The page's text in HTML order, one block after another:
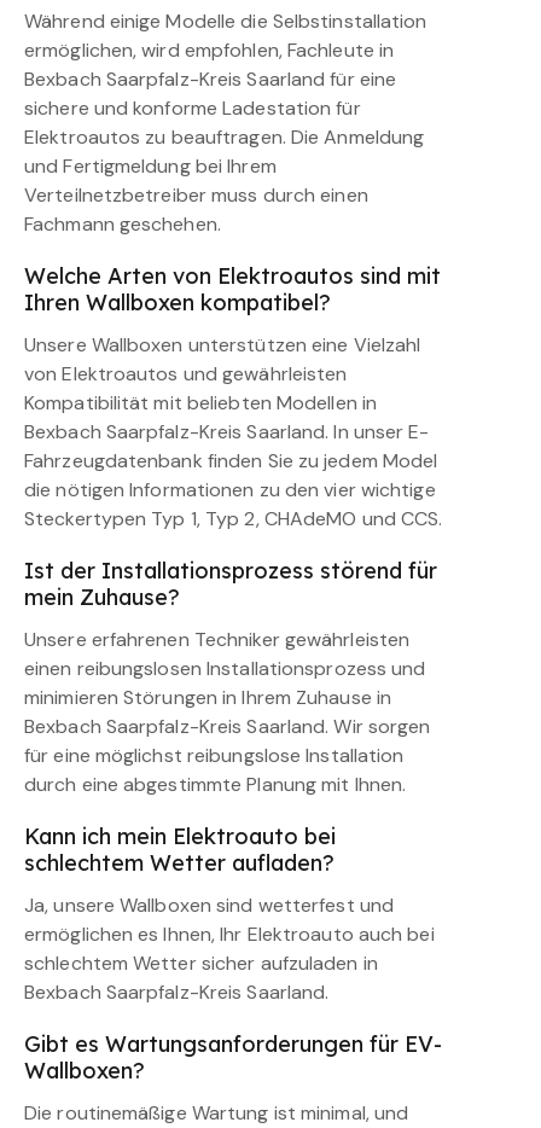
Während einige Modelle die Selbstinstallation
ermöglichen, wird empfohlen, Fachleute in
Bexbach Saarpfalz-Kreis Saarland für eine
sichere und konforme Ladestation für
Elektroautos zu beauftragen. Die Anmeldung
und Fertigmeldung bei Ihrem
Verteilnetzbetreiber muss durch einen
Fachmann geschehen.
Welche Arten von Elektroautos sind mit
Ihren Wallboxen kompatibel?
Unsere Wallboxen unterstützen eine Vielzahl
von Elektroautos und gewährleisten
Kompatibilität mit beliebten Modellen in
Bexbach Saarpfalz-Kreis Saarland. In unser E-
Fahrzeugdatenbank finden Sie zu jedem Model
die nötigen Informationen zu den vier wichtige
Steckertypen Typ 1, Typ 2, CHAdeMO und CCS.
Ist der Installationsprozess störend für
mein Zuhause?
Unsere erfahrenen Techniker gewährleisten
einen reibungslosen Installationsprozess und
minimieren Störungen in Ihrem Zuhause in
Bexbach Saarpfalz-Kreis Saarland. Wir sorgen
für eine möglichst reibungslose Installation
durch eine abgestimmte Planung mit Ihnen.
Kann ich mein Elektroauto bei
schlechtem Wetter aufladen?
Ja, unsere Wallboxen sind wetterfest und
ermöglichen es Ihnen, Ihr Elektroauto auch bei
schlechtem Wetter sicher aufzuladen in
Bexbach Saarpfalz-Kreis Saarland.
Gibt es Wartungsanforderungen für EV-
Wallboxen?
Die routinemäßige Wartung ist minimal, und